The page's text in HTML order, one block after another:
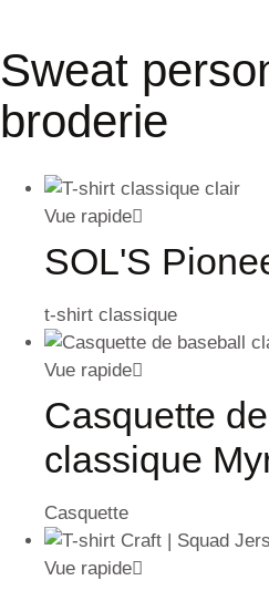
Sweat
broderie
Vue rapide
SOL'S
t-shirt classique
Vue rapide
Casquette
classique
Casquette
Vue rapide